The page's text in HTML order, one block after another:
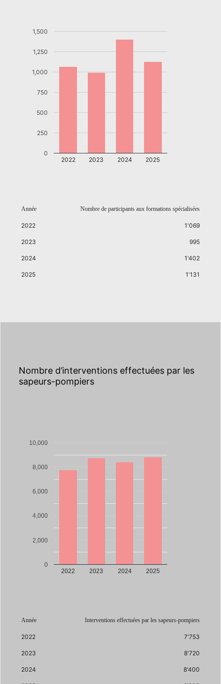
2022 2023 2024 2025
0
250
500
750
1,000
1,250
1,500
Année Nombre de participants aux formations spécialisées
2022 1'069
2023 995
2024 1'402
2025 1'131
Nombre d’interventions effectuées par les
sapeurs-pompiers
2022 2023 2024 2025
0
2,000
4,000
6,000
8,000
10,000
Année Interventions effectuées par les sapeurs-pompiers
2022 7'753
2023 8'720
2024 8'400